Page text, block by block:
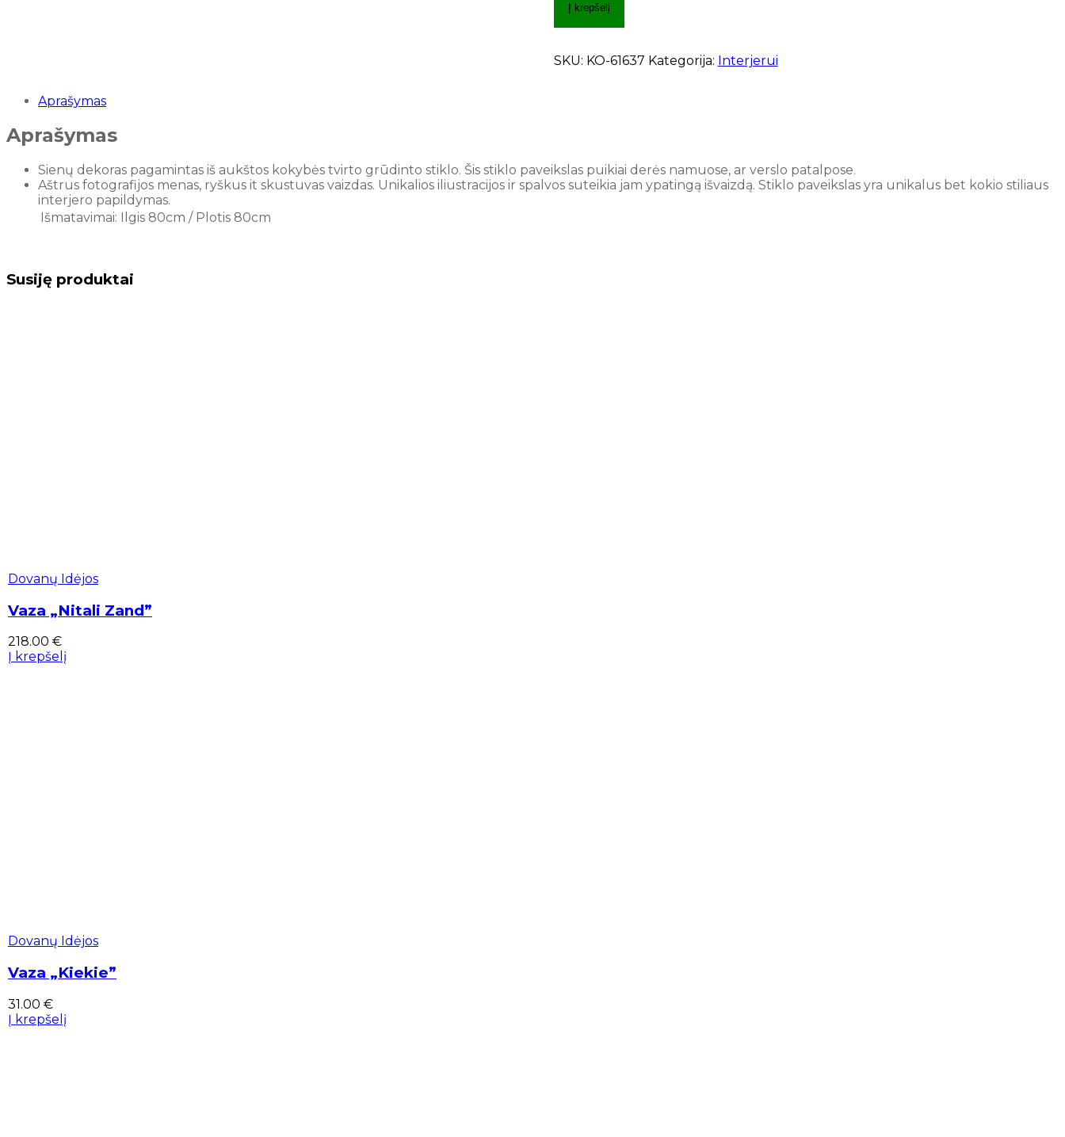
Į krepšelį
SKU: KO-61637 Kategorija: Interjerui
Aprašymas
Aprašymas
Sienų dekoras pagamintas iš aukštos kokybės tvirto grūdinto stiklo. Šis stiklo paveikslas puikiai derės namuose, ar verslo patalpose.
Aštrus fotografijos menas, ryškus it skustuvas vaizdas. Unikalios iliustracijos ir spalvos suteikia jam ypatingą išvaizdą. Stiklo paveikslas yra unikalus bet kokio stiliaus
interjero papildymas.
Išmatavimai: Ilgis 80cm / Plotis 80cm
Susiję produktai
Dovanų Idėjos
Vaza „Nitali Zand”
218.00 €
Į krepšelį
Dovanų Idėjos
Vaza „Kiekie”
31.00 €
Į krepšelį